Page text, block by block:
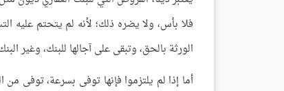
فلا بأس، ولا يضره ذلك؛ لأنه لم يتحتم عليه
الورثة بالحق، وتبقى على آجالها للبنك، وغير
أما إذا لم يلتزموا فإنها توفى بسرعة، توفى من